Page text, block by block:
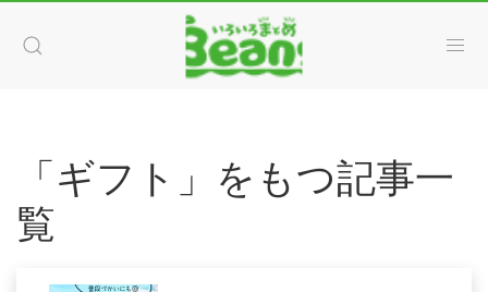
「ギフト」をもつ記事一
覧